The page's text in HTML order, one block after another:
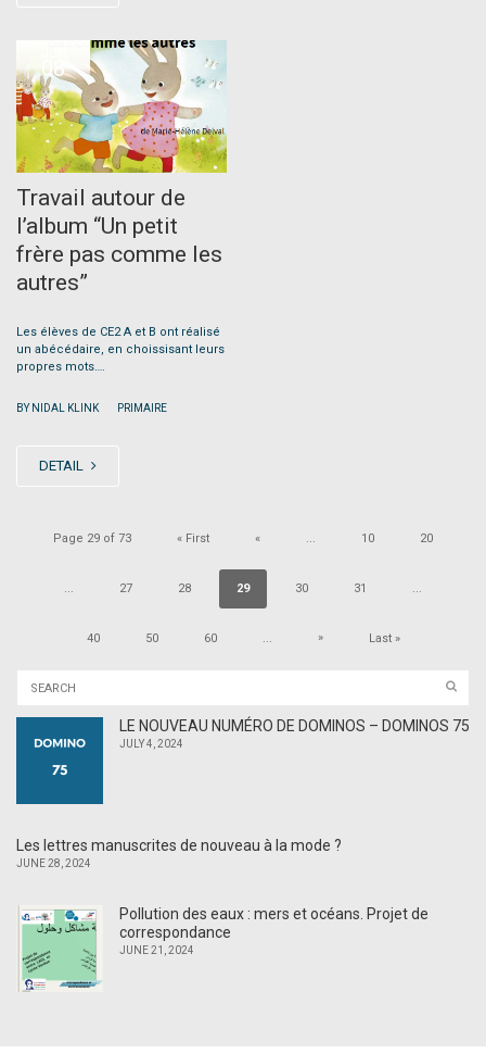
08
Travail autour de
l’album “Un petit
frère pas comme les
autres”
Les élèves de CE2 A et B ont réalisé
un abécédaire, en choissisant leurs
propres mots….
BY NIDAL KLINK PRIMAIRE
DETAIL
Page 29 of 73 « First « ... 10 20
... 27 28 29 30 31 ...
40 50 60 ... » Last »
LE NOUVEAU NUMÉRO DE DOMINOS – DOMINOS 75
JULY 4, 2024
Les lettres manuscrites de nouveau à la mode ?
JUNE 28, 2024
Pollution des eaux : mers et océans. Projet de
correspondance
JUNE 21, 2024